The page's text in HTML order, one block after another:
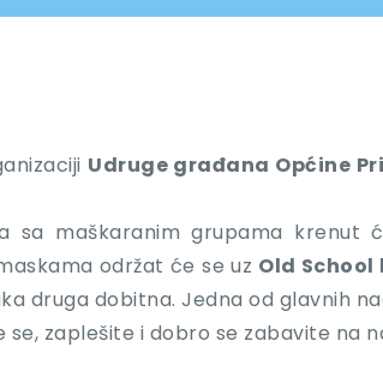
Udruge građana Općine
sa maškaranim grupama krenut
održat će se uz Old School
druga dobitna. Jedna od glavnih
se, zaplešite i dobro se zabavite na